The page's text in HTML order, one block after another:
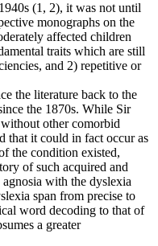
(1, 2), it was not until
monographs on the
affected children
traits which are still
and 2) repetitive or
the literature back to the
the 1870s. While Sir
other comorbid
that it could in fact occur as
the condition existed,
of such acquired and
with the dyslexia
span from precise to
word decoding to that of
a greater